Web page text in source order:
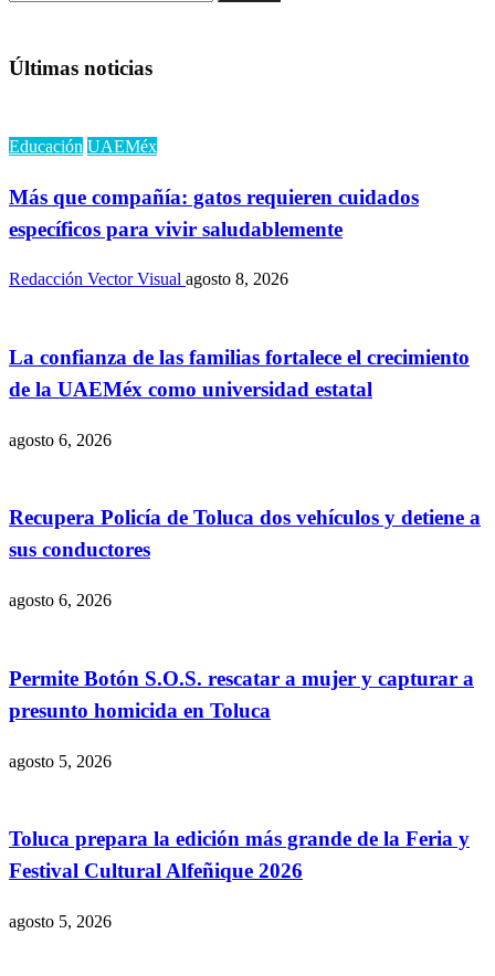
Últimas noticias
Educación UAEMéx
Más que compañía: gatos requieren cuidados
específicos para vivir saludablemente
Redacción Vector Visual agosto 8, 2026
La confianza de las familias fortalece el crecimiento
de la UAEMéx como universidad estatal
agosto 6, 2026
Recupera Policía de Toluca dos vehículos y detiene a
sus conductores
agosto 6, 2026
Permite Botón S.O.S. rescatar a mujer y capturar a
presunto homicida en Toluca
agosto 5, 2026
Toluca prepara la edición más grande de la Feria y
Festival Cultural Alfeñique 2026
agosto 5, 2026